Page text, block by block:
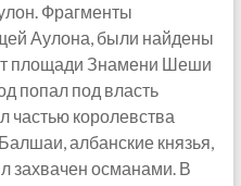
Фрагменты
Аулона, были найдены
площади Знамени Шеши
попал под власть
частью королевства
албанские князья,
захвачен османами. В